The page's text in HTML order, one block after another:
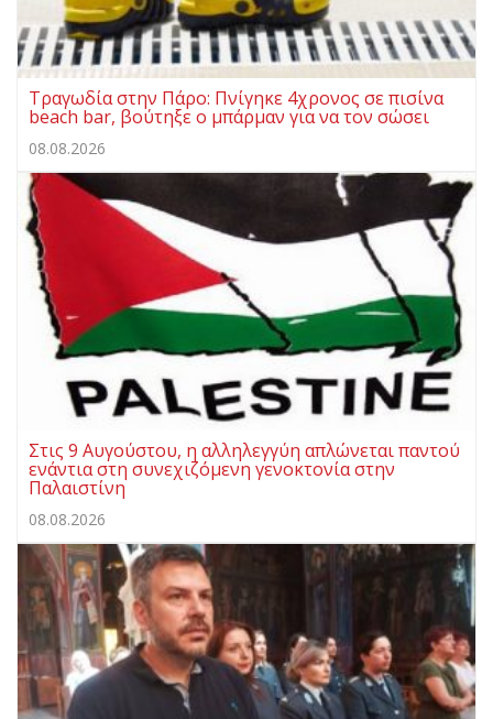
Τραγωδία στην Πάρο: Πνίγηκε 4χρονος σε πισίνα
beach bar, βούτηξε ο μπάρμαν για να τον σώσει
08.08.2026
Στις 9 Αυγούστου, η αλληλεγγύη απλώνεται παντού
ενάντια στη συνεχιζόμενη γενοκτονία στην
Παλαιστίνη
08.08.2026